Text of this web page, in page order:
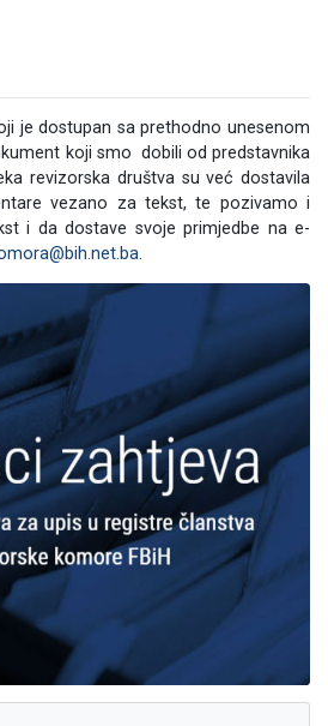
je dostupan sa prethodno unesenom
koji smo dobili od predstavnika
revizorska društva su već dostavila
vezano za tekst, te pozivamo i
i da dostave svoje primjedbe na e-
.